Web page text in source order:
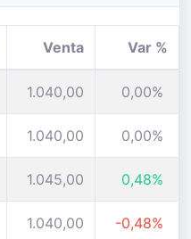
Venta Var %
1.040,00 0,00%
1.040,00 0,00%
1.045,00 0,48%
1.040,00 -0,48%